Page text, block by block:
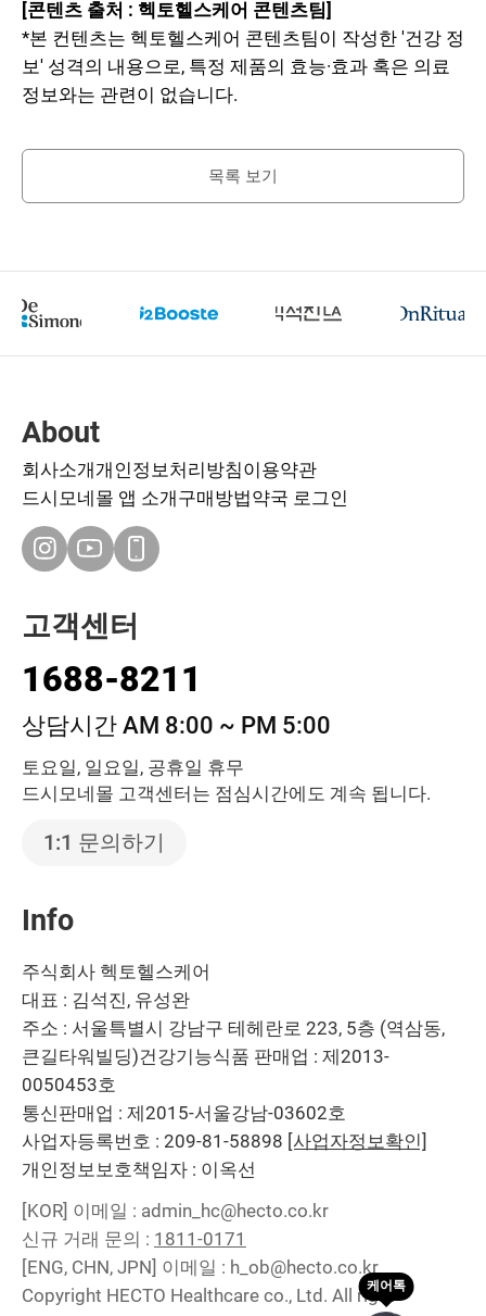
[콘텐츠 출처 : 헥토헬스케어 콘텐츠팀]
*본 컨텐츠는 헥토헬스케어 콘텐츠팀이 작성한 '건강 정
보' 성격의 내용으로, 특정 제품의 효능·효과 혹은 의료
정보와는 관련이 없습니다.
목록 보기
About
회사소개개인정보처리방침이용약관
드시모네몰 앱 소개 구매방법약국 로그인
고객센터
1688-8211
상담시간 AM 8:00 ~ PM 5:00
토요일, 일요일, 공휴일 휴무
드시모네몰 고객센터는 점심시간에도 계속 됩니다.
1:1 문의하기
Info
주식회사 헥토헬스케어
대표 : 김석진, 유성완
주소 : 서울특별시 강남구 테헤란로 223, 5층 (역삼동,
큰길타워빌딩)건강기능식품 판매업 : 제2013-
0050453호
통신판매업 : 제2015-서울강남-03602호
사업자등록번호 : 209-81-58898 [사업자정보확인]
개인정보보호책임자 : 이옥선
[KOR] 이메일 : admin_hc@hecto.co.kr
신규 거래 문의 : 1811-0171
[ENG, CHN, JPN] 이메일 : h_ob@hecto.co.kr
Copyright HECTO Healthcare co., Ltd. All right